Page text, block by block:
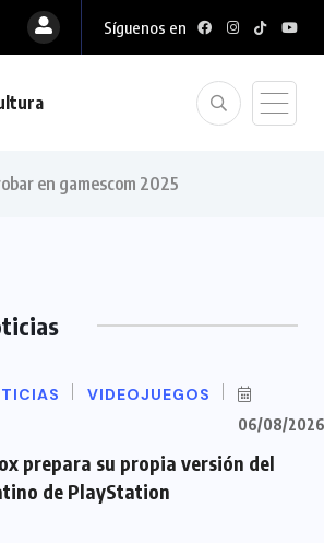
Síguenos en
en gamescom 2025
VIDEOJUEGOS
06/08/2026
prepara su propia versión del
de PlayStation